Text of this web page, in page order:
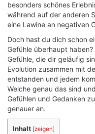
besonders schönes
während auf der anderen
eine Lawine an negativen
Doch hast du dich schon
Gefühle überhaupt
Gefühle, die dir geläufig
Evolution zusammen mit
entstanden und jedem
Welche genau das sind
Gefühlen und Gedanken
genauer an.
Inhalt [zeigen]